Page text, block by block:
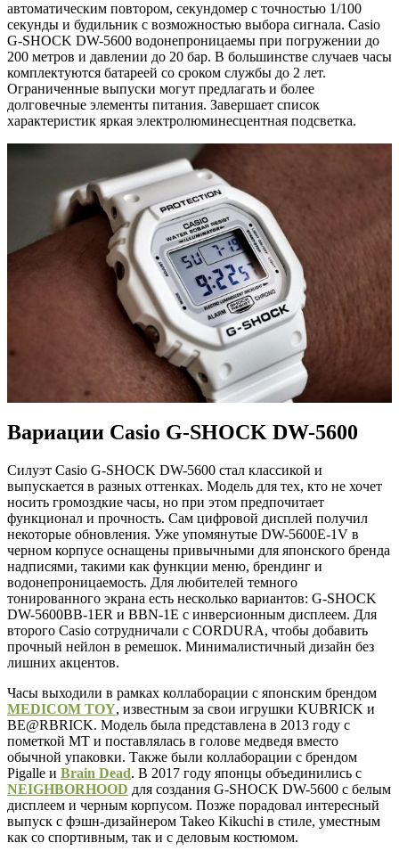
автоматическим повтором, секундомер с точностью 1/100
секунды и будильник с возможностью выбора сигнала. Casio
G-SHOCK DW-5600 водонепроницаемы при погружении до
200 метров и давлении до 20 бар. В большинстве случаев часы
комплектуются батареей со сроком службы до 2 лет.
Ограниченные выпуски могут предлагать и более
долговечные элементы питания. Завершает список
характеристик яркая электролюминесцентная подсветка.
Вариации Casio G-SHOCK DW-5600
Силуэт Casio G-SHOCK DW-5600 стал классикой и
выпускается в разных оттенках. Модель для тех, кто не хочет
носить громоздкие часы, но при этом предпочитает
функционал и прочность. Сам цифровой дисплей получил
некоторые обновления. Уже упомянутые DW-5600E-1V в
черном корпусе оснащены привычными для японского бренда
надписями, такими как функции меню, брендинг и
водонепроницаемость. Для любителей темного
тонированного экрана есть несколько вариантов: G-SHOCK
DW-5600BB-1ER и BBN-1E с инверсионным дисплеем. Для
второго Casio сотрудничали с CORDURA, чтобы добавить
прочный нейлон в ремешок. Минималистичный дизайн без
лишних акцентов.
Часы выходили в рамках коллаборации с японским брендом
MEDICOM TOY, известным за свои игрушки KUBRICK и
BE@RBRICK. Модель была представлена в 2013 году с
пометкой MT и поставлялась в голове медведя вместо
обычной упаковки. Также были коллаборации с брендом
Pigalle и Brain Dead. В 2017 году японцы объединились с
NEIGHBORHOOD для создания G-SHOCK DW-5600 с белым
дисплеем и черным корпусом. Позже порадовал интересный
выпуск с фэшн-дизайнером Takeo Kikuchi в стиле, уместным
как со спортивным, так и с деловым костюмом.